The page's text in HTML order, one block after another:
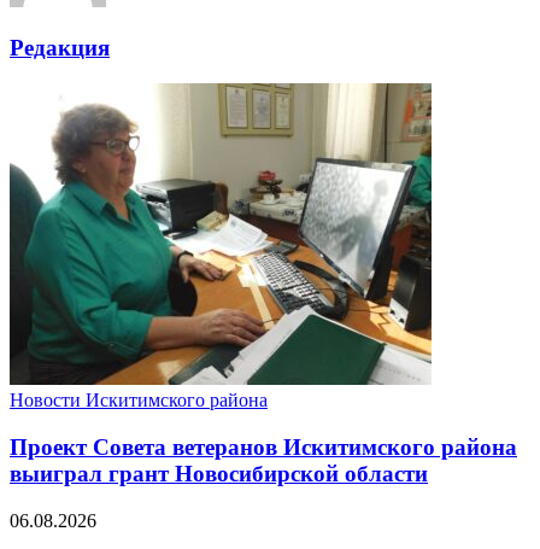
Редакция
Новости Искитимского района
Проект Совета ветеранов Искитимского района
выиграл грант Новосибирской области
06.08.2026